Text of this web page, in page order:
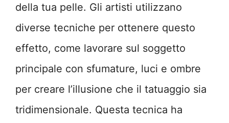
della tua pelle. Gli artisti utilizzano
diverse tecniche per ottenere questo
effetto, come lavorare sul soggetto
principale con sfumature, luci e ombre
per creare l’illusione che il tatuaggio sia
tridimensionale. Questa tecnica ha